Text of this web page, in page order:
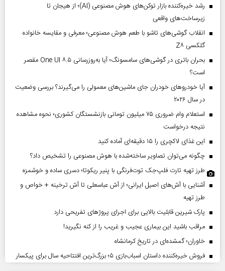
رشد خیره‌کننده بازار توکن‌های هوش مصنوعی (AI)؛ از هیجان تا
زیرساخت‌های واقعی
انقلاب گوشی‌های تاشو‌ با طعم هوش مصنوعی؛ معرفی و مقایسه خانواده
گلکسی Z۸
بحران باتری در گوشی‌های سامسونگ؛ آیا به‌روزرسانی One UI ۸.۵ مقصر
است؟
آیا خودروهای خودران جای ماشین‌های معمولی را می‌گیرند؟ بررسی وضعیت
در سال ۲۰۲۶
استعلام وام ضروری ۷۵ میلیون تومانی بازنشستگان کشوری؛ نحوه مشاهده
نتیجه درخواست
این غذای لاکچری را ۱۵ دقیقه‌ای آماده کنید
چگونه می‌توان تصاویر ساخته‌شده با هوش مصنوعی را تشخیص داد؟
طرز تهیه تارت فلپ‌جک توت‌فرنگی با پنیر ریکوتا؛ دسری ساده و خوشمزه
آشنایی با آش‌های اصیل ایرانی؛ از آش عباسعلی تا آش ترخینه + خواص و
طرز تهیه
پارک شیرین قابلیت‌ بالایی برای اجرای پروژهای تفریحی دارد
مراقب باشید این بیماری عجیب و غریب را از کنه نگیرید!
خاوران؛ گمشده‌ای در تاریخ کرمانشاه
فروش خیره‌کننده داستان اسباب‌بازی ۵؛ بزرگ‌ترین افتتاحیه سال برای پیکسار